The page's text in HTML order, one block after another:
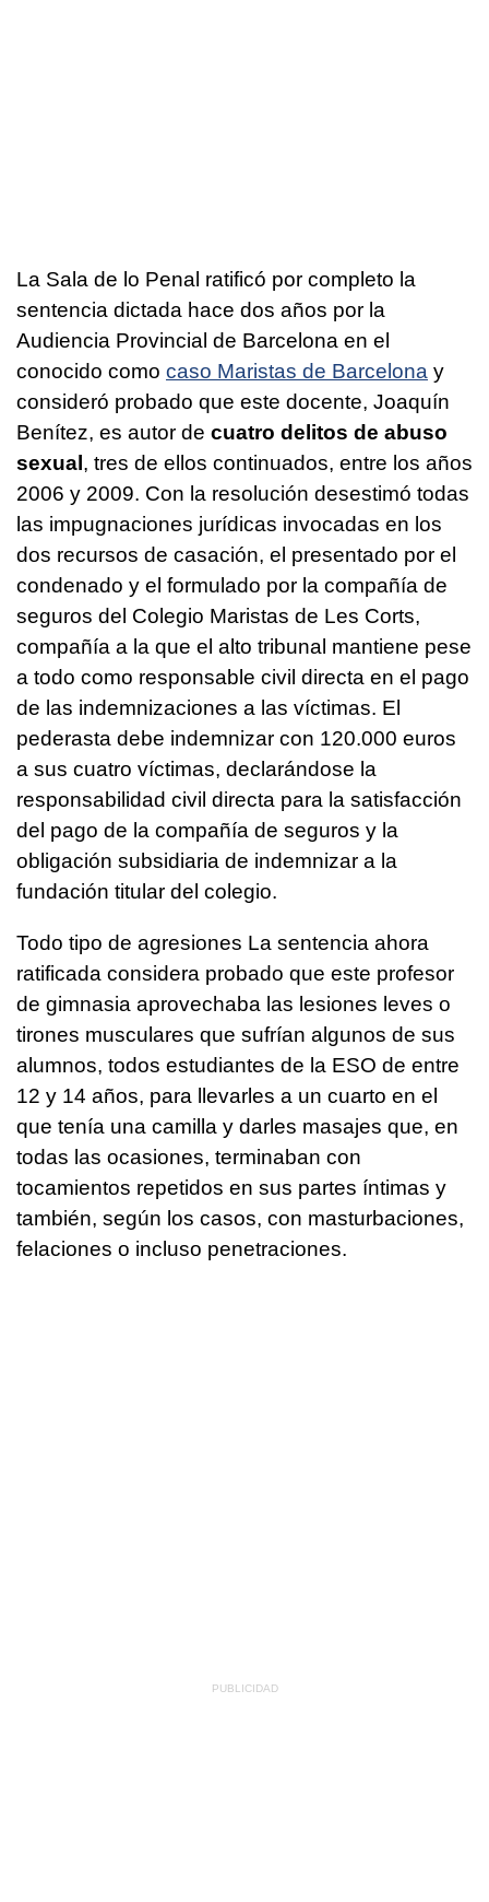
La Sala de lo Penal ratificó por completo la
sentencia dictada hace dos años por la
Audiencia Provincial de Barcelona en el
conocido como caso Maristas de Barcelona y
consideró probado que este docente, Joaquín
Benítez, es autor de cuatro delitos de abuso
sexual, tres de ellos continuados, entre los años
2006 y 2009. Con la resolución desestimó todas
las impugnaciones jurídicas invocadas en los
dos recursos de casación, el presentado por el
condenado y el formulado por la compañía de
seguros del Colegio Maristas de Les Corts,
compañía a la que el alto tribunal mantiene pese
a todo como responsable civil directa en el pago
de las indemnizaciones a las víctimas. El
pederasta debe indemnizar con 120.000 euros
a sus cuatro víctimas, declarándose la
responsabilidad civil directa para la satisfacción
del pago de la compañía de seguros y la
obligación subsidiaria de indemnizar a la
fundación titular del colegio.
Todo tipo de agresiones La sentencia ahora
ratificada considera probado que este profesor
de gimnasia aprovechaba las lesiones leves o
tirones musculares que sufrían algunos de sus
alumnos, todos estudiantes de la ESO de entre
12 y 14 años, para llevarles a un cuarto en el
que tenía una camilla y darles masajes que, en
todas las ocasiones, terminaban con
tocamientos repetidos en sus partes íntimas y
también, según los casos, con masturbaciones,
felaciones o incluso penetraciones.